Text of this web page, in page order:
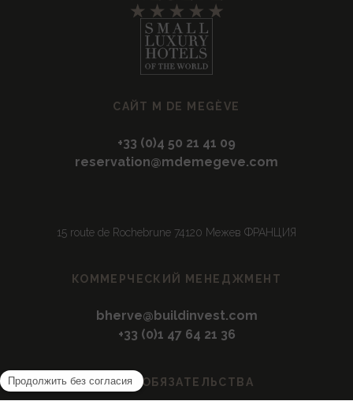
САЙТ M DE MEGÈVE
+33 (0)4 50 21 41 09
reservation@mdemegeve.com
15 route de Rochebrune 74120 Межев ФРАНЦИЯ
КОММЕРЧЕСКИЙ МЕНЕДЖМЕНТ
bherve@buildinvest.com
+33 (0)1 47 64 21 36
НАШИ ОБЯЗАТЕЛЬСТВА